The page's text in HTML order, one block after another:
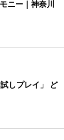
ニー｜神奈川
しプレイ」 ど